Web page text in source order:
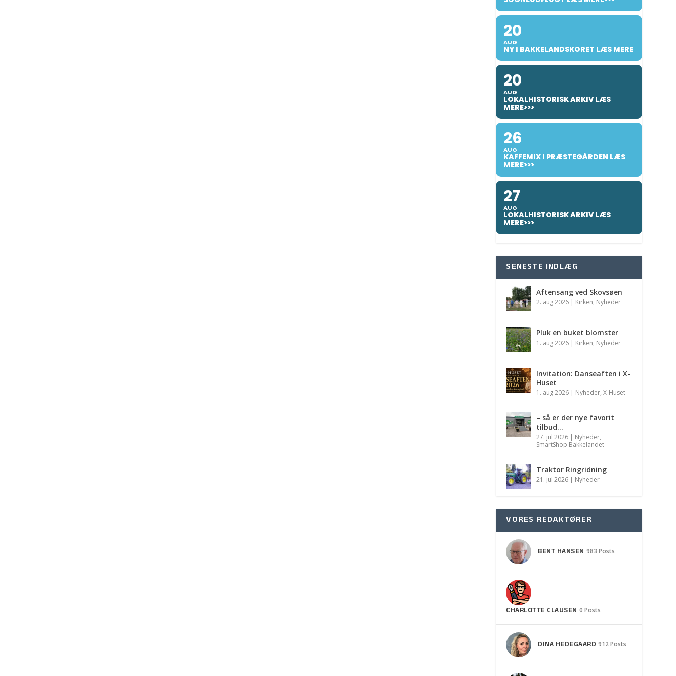
20
AUG
NY I BAKKELANDSKORET LÆS MERE
20
AUG
LOKALHISTORISK ARKIV LÆS
MERE>>>
26
AUG
KAFFEMIX I PRÆSTEGÅRDEN LÆS
MERE>>>
27
AUG
LOKALHISTORISK ARKIV LÆS
MERE>>>
SENESTE INDLÆG
Aftensang ved Skovsøen
2. aug 2026 | Kirken, Nyheder
Pluk en buket blomster
1. aug 2026 | Kirken, Nyheder
Invitation: Danseaften i X-
Huset
1. aug 2026 | Nyheder,X-Huset
– så er der nye favorit
tilbud…
27. jul 2026 | Nyheder,
SmartShop Bakkelandet
Traktor Ringridning
21. jul 2026 | Nyheder
VORES REDAKTØRER
BENT HANSEN 983 Posts
CHARLOTTE CLAUSEN 0 Posts
DINA HEDEGAARD 912 Posts